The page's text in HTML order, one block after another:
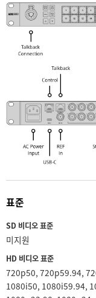
표준
SD 비디오 표준
미지원
HD 비디오 표준
720p50, 720p59.94,
1080i50, 1080i59.94,